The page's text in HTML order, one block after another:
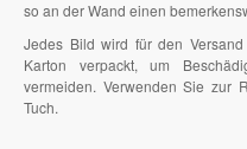
so an der Wand einen
Jedes Bild wird für den
Karton verpackt, um
vermeiden. Verwenden Sie zur
Tuch.